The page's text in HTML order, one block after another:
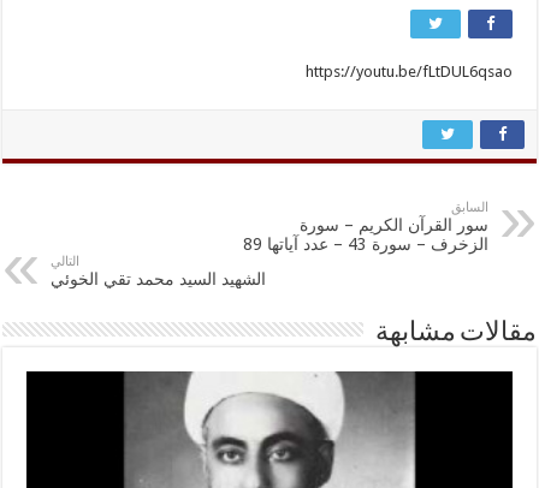
https://youtu.be/fLtDUL6qsao
السابق
سور القرآن الكريم – سورة
الزخرف – سورة 43 – عدد آياتها 89
التالي
الشهيد السيد محمد تقي الخوئي
مقالات مشابهة